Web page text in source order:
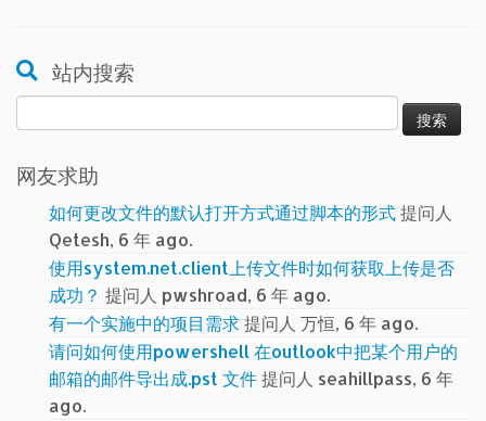
站内搜索
索：
网友求助
如何更改文件的默认打开方式通过脚本的形式提问人
Qetesh, 6 年 ago.
使用system.net.client上传文件时如何获取上传是否
成功？ 提问人 pwshroad, 6 年 ago.
有一个实施中的项目需求提问人 万恒, 6 年 ago.
请问如何使用powershell 在outlook中把某个用户的
邮箱的邮件导出成.pst 文件提问人 seahillpass, 6 年
ago.